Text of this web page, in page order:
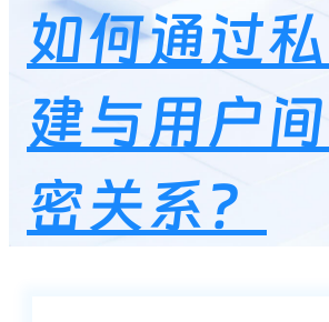
如何通过
建与用户
密关系？